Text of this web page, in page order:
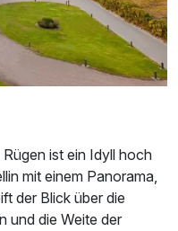
ist ein Idyll hoch
mit einem Panorama,
der Blick über die
und die Weite der